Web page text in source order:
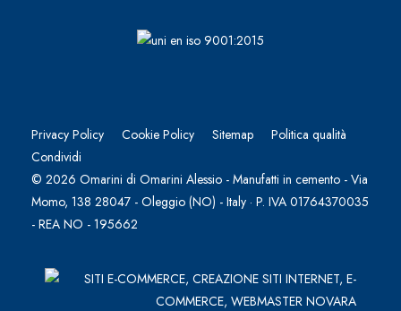
Privacy Policy Cookie Policy Sitemap
Politica qualità
Condividi
© 2026 Omarini di Omarini Alessio - Manufatti in cemento - Via
Momo, 138 28047 - Oleggio (NO) - Italy · P. IVA 01764370035
- REA NO - 195662